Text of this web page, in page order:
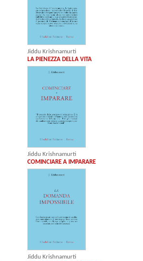
Jiddu Krishnamurti
LA PIENEZZA DELLA VITA
Jiddu Krishnamurti
COMINCIARE A IMPARARE
Jiddu Krishnamurti